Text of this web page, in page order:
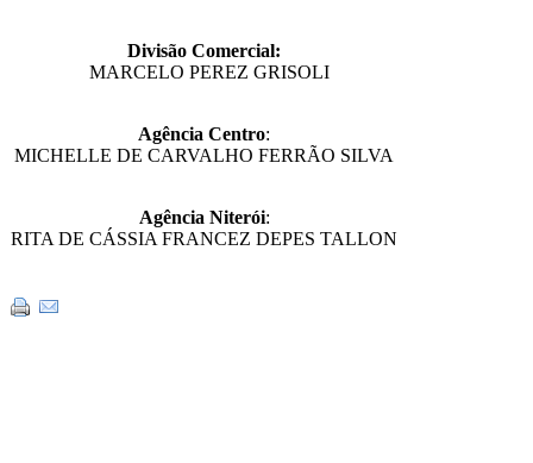
Divisão Comercial:
MARCELO PEREZ GRISOLI
Agência Centro:
MICHELLE DE CARVALHO FERRÃO SILVA
Agência Niterói:
RITA DE CÁSSIA FRANCEZ DEPES TALLON